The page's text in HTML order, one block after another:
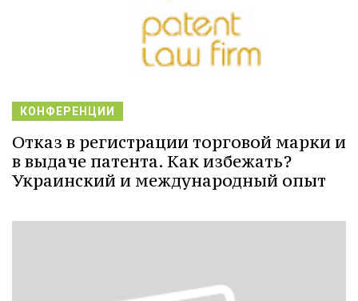
КОНФЕРЕНЦИИ
Отказ в регистрации торговой марки и
в выдаче патента. Как избежать?
Украинский и международный опыт